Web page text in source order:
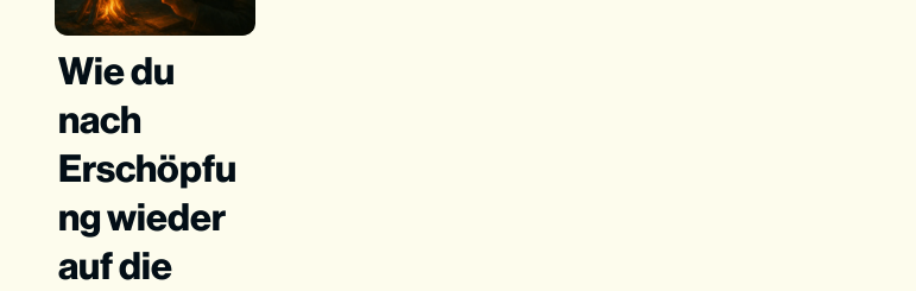
Wie du
nach
Erschöpfu
ng wieder
auf die